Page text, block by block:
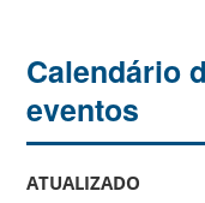
Calendário
eventos
ATUALIZADO